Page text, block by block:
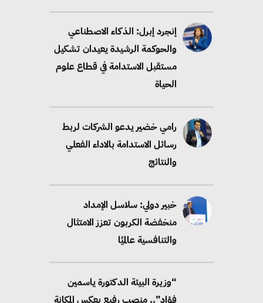
إنجرد إبرل: الذكاء الاصطناعي
والحوكمة الرشيدة يعيدان تشكيل
مستقبل الاستدامة في قطاع علوم
الحياة
رامي خضير يدعو الشركات لربط
رسائل الاستدامة بالاداء الفعلي
والنتائج
خبير دولي: سلاسل الإمداد
منخفضة الكربون تعزز الامتثال
والتنافسية عالميًا
“وزيرة البيئة الدكتورة ياسمين
فؤاد”.. منصب رفيع يعكس المكانة